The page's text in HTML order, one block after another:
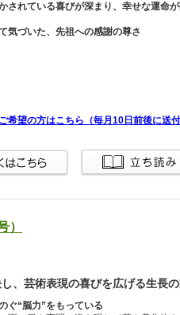
されている喜びが深まり、幸せな運命
気づいた、先祖への感謝の尊さ
希望の方はこちら（毎月10日前後に送付
）
、芸術表現の喜びを広げる生長の
ぐ“脳力”をもっている